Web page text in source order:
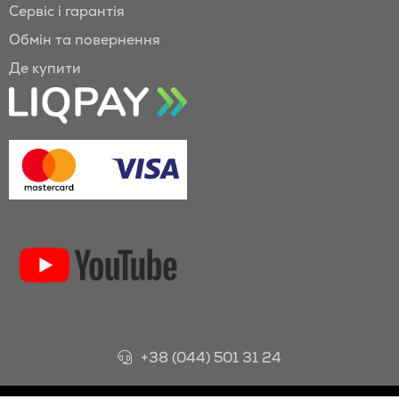
Сервіс і гарантія
Обмін та повернення
Де купити
+38 (044) 501 31 24